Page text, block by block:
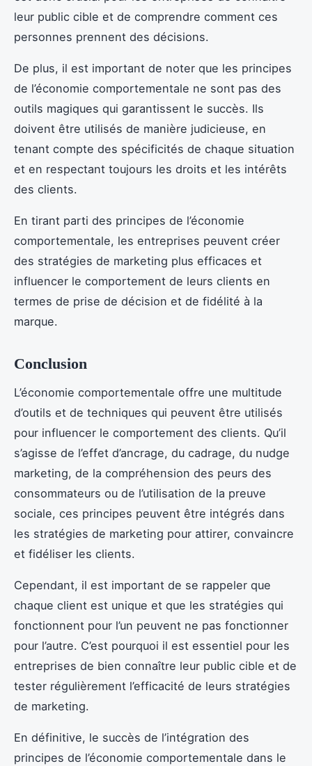
leur public cible et de comprendre comment ces
personnes prennent des décisions.
De plus, il est important de noter que les principes
de l’économie comportementale ne sont pas des
outils magiques qui garantissent le succès. Ils
doivent être utilisés de manière judicieuse, en
tenant compte des spécificités de chaque situation
et en respectant toujours les droits et les intérêts
des clients.
En tirant parti des principes de l’économie
comportementale, les entreprises peuvent créer
des stratégies de marketing plus efficaces et
influencer le comportement de leurs clients en
termes de prise de décision et de fidélité à la
marque.
Conclusion
L’économie comportementale offre une multitude
d’outils et de techniques qui peuvent être utilisés
pour influencer le comportement des clients. Qu’il
s’agisse de l’effet d’ancrage, du cadrage, du nudge
marketing, de la compréhension des peurs des
consommateurs ou de l’utilisation de la preuve
sociale, ces principes peuvent être intégrés dans
les stratégies de marketing pour attirer, convaincre
et fidéliser les clients.
Cependant, il est important de se rappeler que
chaque client est unique et que les stratégies qui
fonctionnent pour l’un peuvent ne pas fonctionner
pour l’autre. C’est pourquoi il est essentiel pour les
entreprises de bien connaître leur public cible et de
tester régulièrement l’efficacité de leurs stratégies
de marketing.
En définitive, le succès de l’intégration des
principes de l’économie comportementale dans le